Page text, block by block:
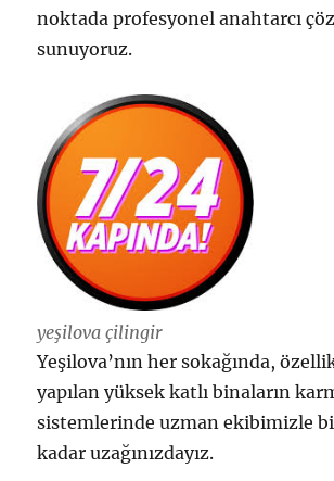
noktada profesyonel anahtarcı
sunuyoruz.
yeşilova çilingir
Yeşilova’nın her sokağında,
yapılan yüksek katlı binaların
sistemlerinde uzman ekibimizle
kadar uzağınızdayız.